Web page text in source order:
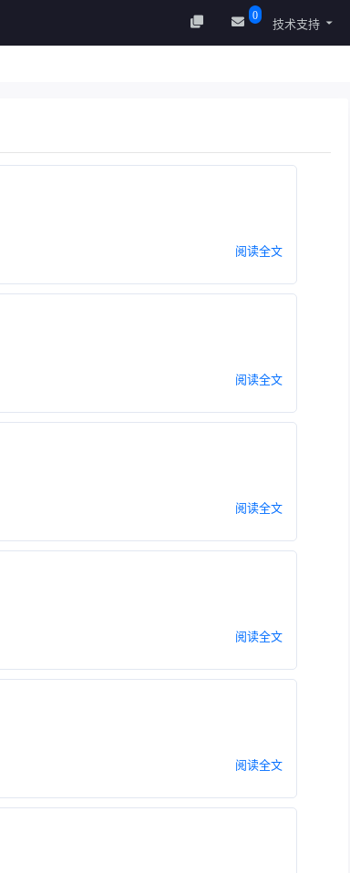
0
技术支持
阅读全文
阅读全文
阅读全文
阅读全文
阅读全文